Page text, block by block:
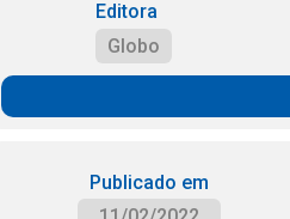
Editora
Globo
Publicado em